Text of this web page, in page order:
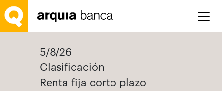
Saltar al contenido principal
5/8/26
Clasificación
Renta fija corto plazo